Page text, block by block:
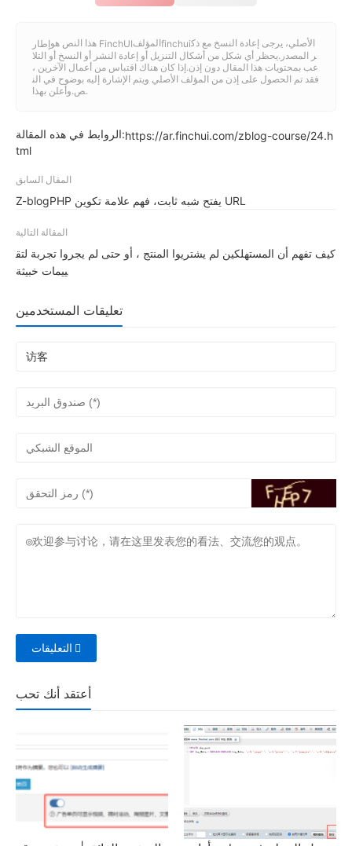
هذا النص هو إطار FinchUIالمؤلفfinchuiالأصلي، يرجى إعادة النسخ مع ذك
ر المصدر.يحظر أي شكل من أشكال التنزيل أو إعادة النشر أو النسخ أو التلا
عب بمحتويات هذا المقال دون إذن.إذا كان هناك اقتباس من أعمال الآخرين ،
فقد تم الحصول على إذن من المؤلف الأصلي ويتم الإشارة إليه بوضوح في الن
ص.وأعلن بهذا.
الروابط في هذه المقالة:https://ar.finchui.com/zblog-course/24.h
tml
المقال السابق
Z-blogPHP يفتح شبه ثابت، فهم علامة تكوين URL
المقالة التالية
كيف تفهم أن المستهلكين لم يشتريوا المنتج ، أو حتى لم يجروا تجربة لتق
ييمات خبيثة
تعليقات المستخدمين
التعليقات
أعتقد أنك تحب